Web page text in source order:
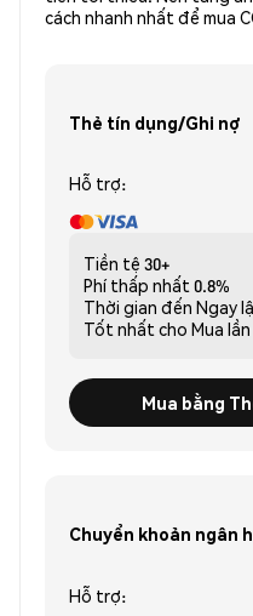
cách nhanh nhất để mua
Thẻ tín dụng/Ghi nợ
Hỗ trợ:
Tiền tệ 30+
Phí thấp nhất 0.8%
Thời gian đến Ngay
Tốt nhất cho Mua
Mua bằng
Chuyển khoản ngân
Hỗ trợ: